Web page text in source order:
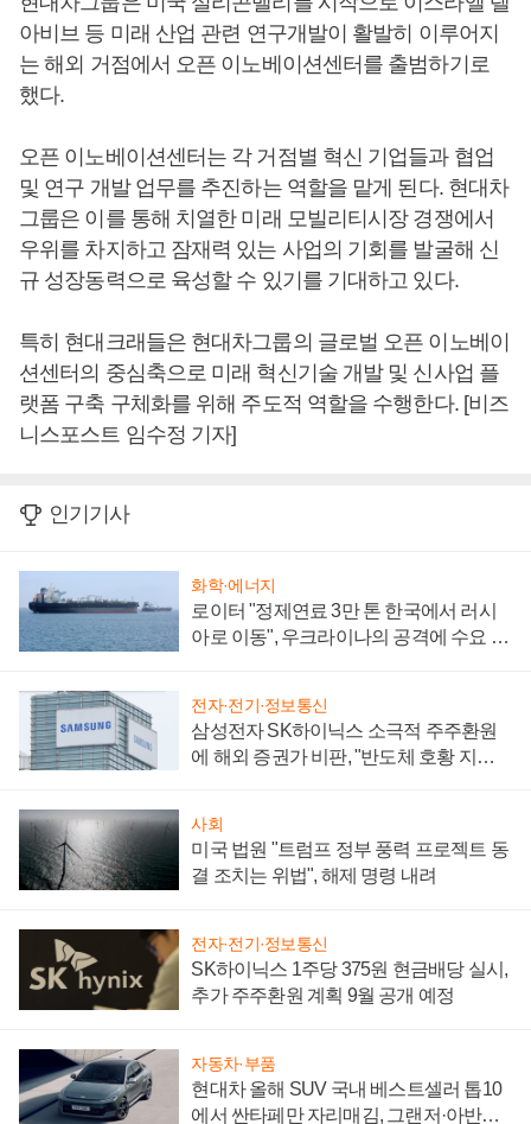
아비브 등 미래 산업 관련 연구개발이 활발히 이루어지
는 해외 거점에서 오픈 이노베이션센터를 출범하기로
했다.
오픈 이노베이션센터는 각 거점별 혁신 기업들과 협업
및 연구 개발 업무를 추진하는 역할을 맡게 된다. 현대차
그룹은 이를 통해 치열한 미래 모빌리티시장 경쟁에서
우위를 차지하고 잠재력 있는 사업의 기회를 발굴해 신
규 성장동력으로 육성할 수 있기를 기대하고 있다.
특히 현대크래들은 현대차그룹의 글로벌 오픈 이노베이
션센터의 중심축으로 미래 혁신기술 개발 및 신사업 플
랫폼 구축 구체화를 위해 주도적 역할을 수행한다. [비즈
니스포스트 임수정 기자]
인기기사
화학·에너지
로이터 "정제연료 3만 톤 한국에서 러시
아로 이동", 우크라이나의 공격에 수요 늘
전자·전기·정보통신
삼성전자 SK하이닉스 소극적 주주환원
에 해외 증권가 비판, "반도체 호황 지속
사회
미국 법원 "트럼프 정부 풍력 프로젝트 동
결 조치는 위법", 해제 명령 내려
전자·전기·정보통신
SK하이닉스 1주당 375원 현금배당 실시,
추가 주주환원 계획 9월 공개 예정
자동차·부품
현대차 올해 SUV 국내 베스트셀러 톱10
에서 싼타페만 자리매김, 그랜저·아반떼